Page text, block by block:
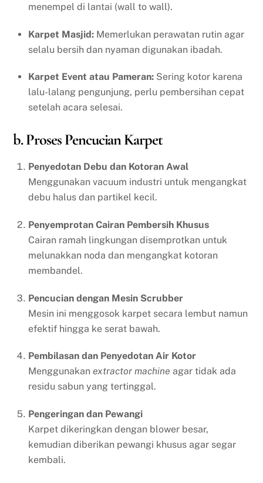
menempel di lantai (wall to wall).
Karpet Masjid: Memerlukan perawatan rutin agar
selalu bersih dan nyaman digunakan ibadah.
Karpet Event atau Pameran: Sering kotor karena
lalu-lalang pengunjung, perlu pembersihan cepat
setelah acara selesai.
b. Proses Pencucian Karpet
Penyedotan Debu dan Kotoran Awal
Menggunakan vacuum industri untuk mengangkat
debu halus dan partikel kecil.
Penyemprotan Cairan Pembersih Khusus
Cairan ramah lingkungan disemprotkan untuk
melunakkan noda dan mengangkat kotoran
membandel.
Pencucian dengan Mesin Scrubber
Mesin ini menggosok karpet secara lembut namun
efektif hingga ke serat bawah.
Pembilasan dan Penyedotan Air Kotor
Menggunakan extractor machine agar tidak ada
residu sabun yang tertinggal.
Pengeringan dan Pewangi
Karpet dikeringkan dengan blower besar,
kemudian diberikan pewangi khusus agar segar
kembali.